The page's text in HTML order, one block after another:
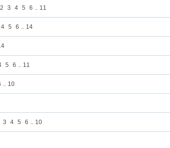
2 3 4 5 6 .. 11
4 5 6 .. 14
5 6 .. 11
.. 10
3 4 5 6 .. 10